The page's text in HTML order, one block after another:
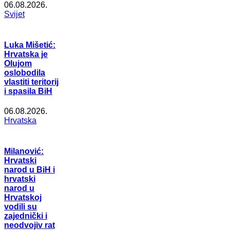
06.08.2026.
Svijet
Luka Mišetić:
Hrvatska je
Olujom
oslobodila
vlastiti teritorij
i spasila BiH
06.08.2026.
Hrvatska
Milanović:
Hrvatski
narod u BiH i
hrvatski
narod u
Hrvatskoj
vodili su
zajednički i
neodvojiv rat